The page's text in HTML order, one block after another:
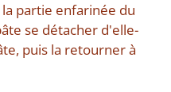
partie enfarinée du
se détacher d'elle-
puis la retourner à